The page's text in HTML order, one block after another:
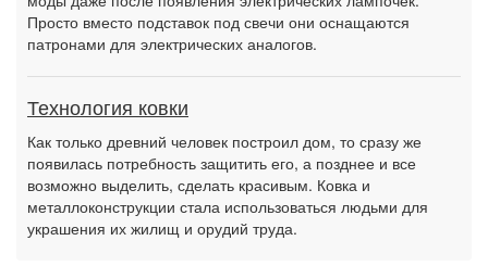
Просто вместо подставок под свечи они оснащаются
патронами для электрических аналогов.
Технология ковки
Как только древний человек построил дом, то сразу же
появилась потребность защитить его, а позднее и все
возможно выделить, сделать красивым. Ковка и
металлоконструкции стала использоваться людьми для
украшения их жилищ и орудий труда.